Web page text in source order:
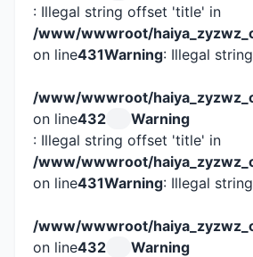
: Illegal string offset 'title' in
/www/wwwroot/
on line431Warning: Illegal
/www/wwwroot/
on line432
Warning
: Illegal string offset 'title' in
/www/wwwroot/
on line431Warning: Illegal
/www/wwwroot/
on line432 Warning